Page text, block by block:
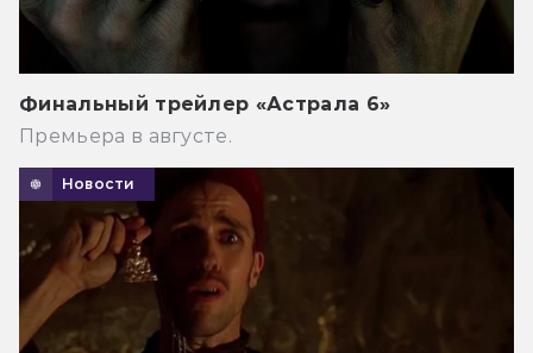
Финальный трейлер «Астрала 6»
Премьера в августе.
Новости